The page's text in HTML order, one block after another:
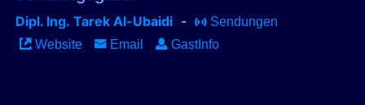
Dipl. Ing. Tarek Al-Ubaidi -
Sendungen
Website
Email GastInfo